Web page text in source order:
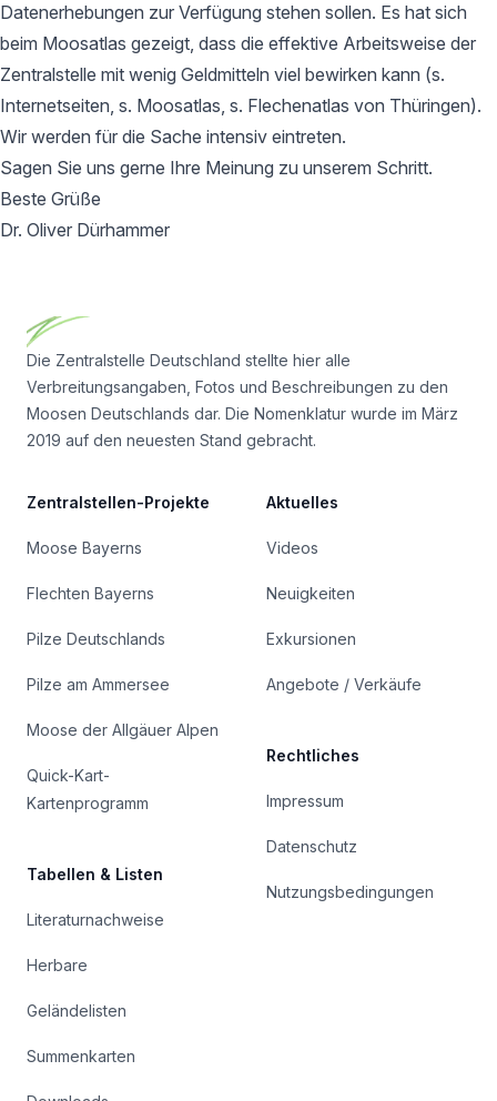
Datenerhebungen zur Verfügung stehen sollen. Es hat sich
beim Moosatlas gezeigt, dass die effektive Arbeitsweise der
Zentralstelle mit wenig Geldmitteln viel bewirken kann (s.
Internetseiten, s. Moosatlas, s. Flechenatlas von Thüringen).
Wir werden für die Sache intensiv eintreten.
Sagen Sie uns gerne Ihre Meinung zu unserem Schritt.
Beste Grüße
Dr. Oliver Dürhammer
Die Zentralstelle Deutschland stellte hier alle
Verbreitungsangaben, Fotos und Beschreibungen zu den
Moosen Deutschlands dar. Die Nomenklatur wurde im März
2019 auf den neuesten Stand gebracht.
Zentralstellen-Projekte
Moose Bayerns
Flechten Bayerns
Pilze Deutschlands
Pilze am Ammersee
Moose der Allgäuer Alpen
Quick-Kart-
Kartenprogramm
Tabellen & Listen
Literaturnachweise
Herbare
Geländelisten
Summenkarten
Aktuelles
Videos
Neuigkeiten
Exkursionen
Angebote / Verkäufe
Rechtliches
Impressum
Datenschutz
Nutzungsbedingungen